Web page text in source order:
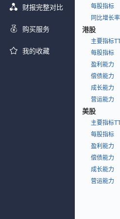
财报完整对比
购买服务
我的收藏
每股指标
同比增长率
港股
主要指标
每股指标
盈利能力
偿债能力
成长能力
营运能力
美股
主要指标
每股指标
盈利能力
偿债能力
成长能力
营运能力